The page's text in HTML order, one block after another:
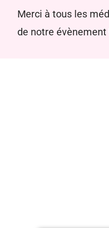
Merci à tous les
de notre évènement